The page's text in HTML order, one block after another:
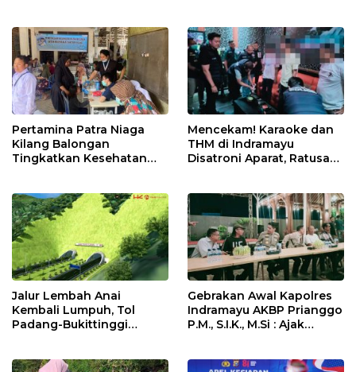
Pertamina Patra Niaga
Kilang Balongan
Tingkatkan Kesehatan
Rutin dan Edukasi
Perawatan Gigi
Mencekam! Karaoke dan
THM di Indramayu
Disatroni Aparat, Ratusan
Jalur Lembah Anai
Kembali Lumpuh, Tol
Padang-Bukittinggi
Gebrakan Awal Kapolres
Indramayu AKBP Prianggo
P.M., S.I.K., M.Si : Ajak